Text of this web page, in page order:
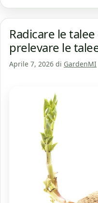
Radicare le
prelevare le
Aprile 7, 2026 di GardenMI